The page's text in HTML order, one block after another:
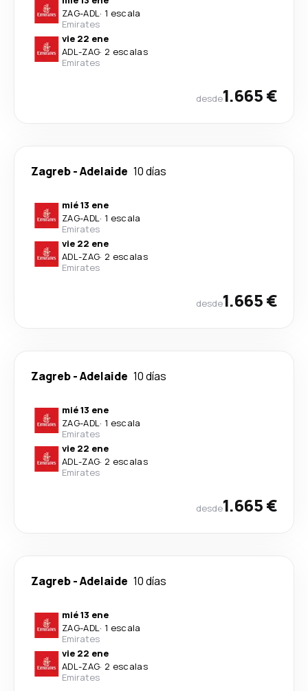
ZAG-ADL· 1 escala
Emirates
vie 22 ene
ADL-ZAG· 2 escalas
Emirates
desde1.665 €
Zagreb-Adelaide 10 días
mié 13 ene
ZAG-ADL· 1 escala
Emirates
vie 22 ene
ADL-ZAG· 2 escalas
Emirates
desde1.665 €
Zagreb-Adelaide 10 días
mié 13 ene
ZAG-ADL· 1 escala
Emirates
vie 22 ene
ADL-ZAG· 2 escalas
Emirates
desde1.665 €
Zagreb-Adelaide 10 días
mié 13 ene
ZAG-ADL· 1 escala
Emirates
vie 22 ene
ADL-ZAG· 2 escalas
Emirates